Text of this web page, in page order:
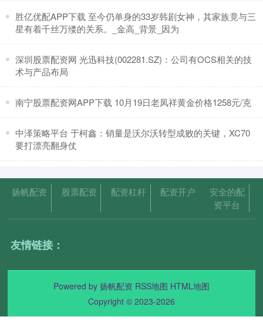
​胜亿优配APP下载 至今仍单身的33岁韩剧女神，其家族竟与三
星有着千丝万缕的关系。_金高_背景_因为
​深圳股票配资网 光迅科技(002281.SZ)：公司有OCS相关的技
术与产品布局
​南宁股票配资网APP下载 10月19日老凤祥黄金价格1258元/克
​中泽策略平台 于柯鑫：销量是沃尔沃转型成败的关键，XC70
要打漂亮翻身仗
扬帆配资 股票配资 配资杠杆 配资开户
安全的配
资平台
友情链接：
Powered by 扬帆配资 RSS地图 HTML地图
Copyright © 2023-2026